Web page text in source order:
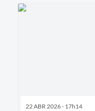
22 ABR 2026 - 17h14